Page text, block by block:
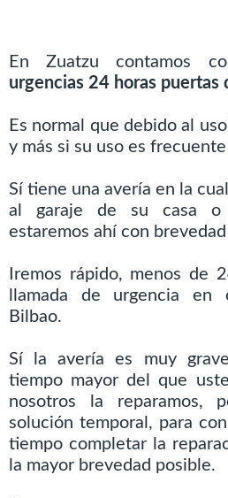
En Zuatzu contamos
urgencias 24 horas puertas
Es normal que debido al
y más si su uso es
Sí tiene una avería en la
al garaje de su casa o
estaremos ahí con
Iremos rápido, menos de
llamada de urgencia en
Bilbao.
Sí la avería es muy
tiempo mayor del que
nosotros la reparamos,
solución temporal, para
tiempo completar la
la mayor brevedad posible.